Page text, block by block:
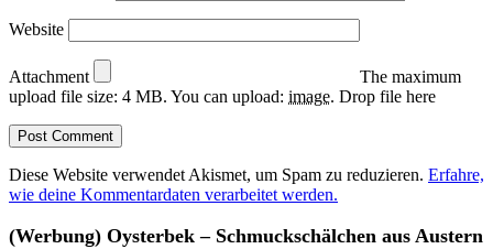
Website
Attachment
The maximum
upload file size: 4 MB. You can upload: image. Drop file here
Diese Website verwendet Akismet, um Spam zu reduzieren. Erfahre,
wie deine Kommentardaten verarbeitet werden.
(Werbung) Oysterbek – Schmuckschälchen aus Austern